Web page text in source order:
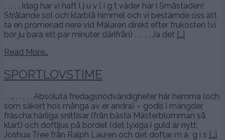
. . . . . Idag har vi haft l j u v l i g t väder här i Småstaden!
Strålande sol och klarblå himmel och vi bestämde oss att
ta en promenad nere vid Mälaren direkt efter frukosten (vi
bor ju bara ett par minuter därifrån) . . . . . Ja det […]
Read More…
SPORTLOVSTIME
. . .. . . . . . Absoluta fredagsnödvändigheter här hemma (och
som säkert hos många av er andra) – godis i mängder,
fräscha härliga snittisar (från bästa Mästerblomman så
klart) och doftljus på bordet (det lyxiga i guld är nytt;
Joshua Tree från Ralph Lauren och det doftar m a g i s […]